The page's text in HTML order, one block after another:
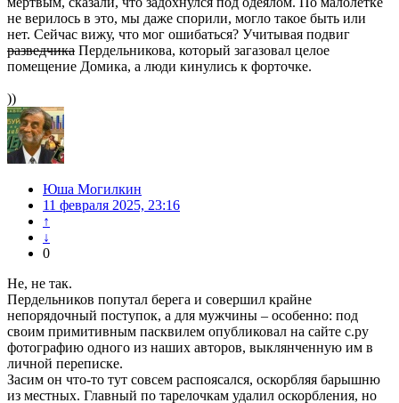
не верилось в это, мы даже спорили, могло такое быть или
нет. Сейчас вижу, что мог ошибаться? Учитывая подвиг
разведчика Пердельникова, который загазовал целое
помещение Домика, а люди кинулись к форточке.
))
Юша Могилкин
11 февраля 2025, 23:16
↑
↓
0
Не, не так.
Пердельников попутал берега и совершил крайне
непорядочный поступок, а для мужчины – особенно: под
своим примитивным пасквилем опубликовал на сайте с.ру
фотографию одного из наших авторов, выклянченную им в
личной переписке.
Засим он что-то тут совсем распоясался, оскорбляя барышню
из местных. Главный по тарелочкам удалил оскорбления, но